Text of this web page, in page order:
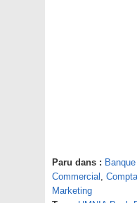
Paru dans :
Commercial ,
Marketing